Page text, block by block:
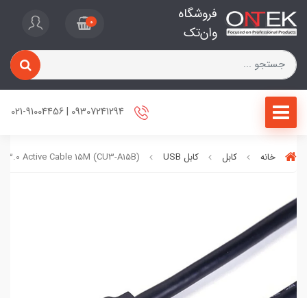
فروشگاه
وان‌تک
0
خانه کابل کابل USB Active Cable 15M (CU3-A15B)